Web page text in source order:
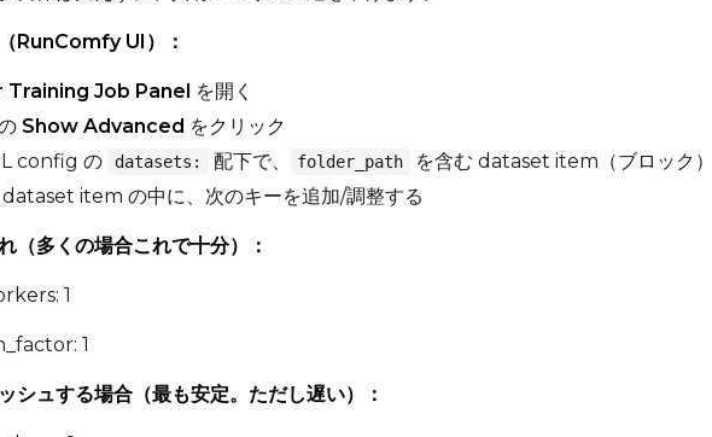
RunComfy UI）：
Training Job Panel を開く
Show Advanced をクリック
config の
datasets: 配下で、 folder_path
を含む dataset item（ブロック
dataset item の中に、次のキーを追加/調整する
（多くの場合これで十分）：
1
1
シュする場合（最も安定。ただし遅い）：